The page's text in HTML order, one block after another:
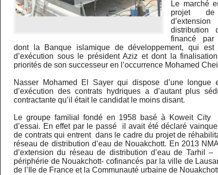
Le marché
projet
distribution
financé par
dont la Banque islamique de développement, qui
d’exécution sous le président Aziz et dont la
priorités de son successeur en l’occurrence Mohamed
Nasser Mohamed El Sayer qui dispose d’une longue
d’exécution des contrats hydriques a d’autant plus
contractante qu’il était le candidat le moins disant.
Le groupe familial fondé en 1958 basé à Koweit City
d’essai. En effet par le passé il avait été déclaré
de contrats qui entrent dans le cadre du projet de
réseau de distribution d’eau de Nouakchott. En 2013
d’extension du réseau de distribution d’eau de Tarhil
périphérie de Nouakchott- cofinancés par la ville de
de l’Ile de France et la Communauté urbaine de